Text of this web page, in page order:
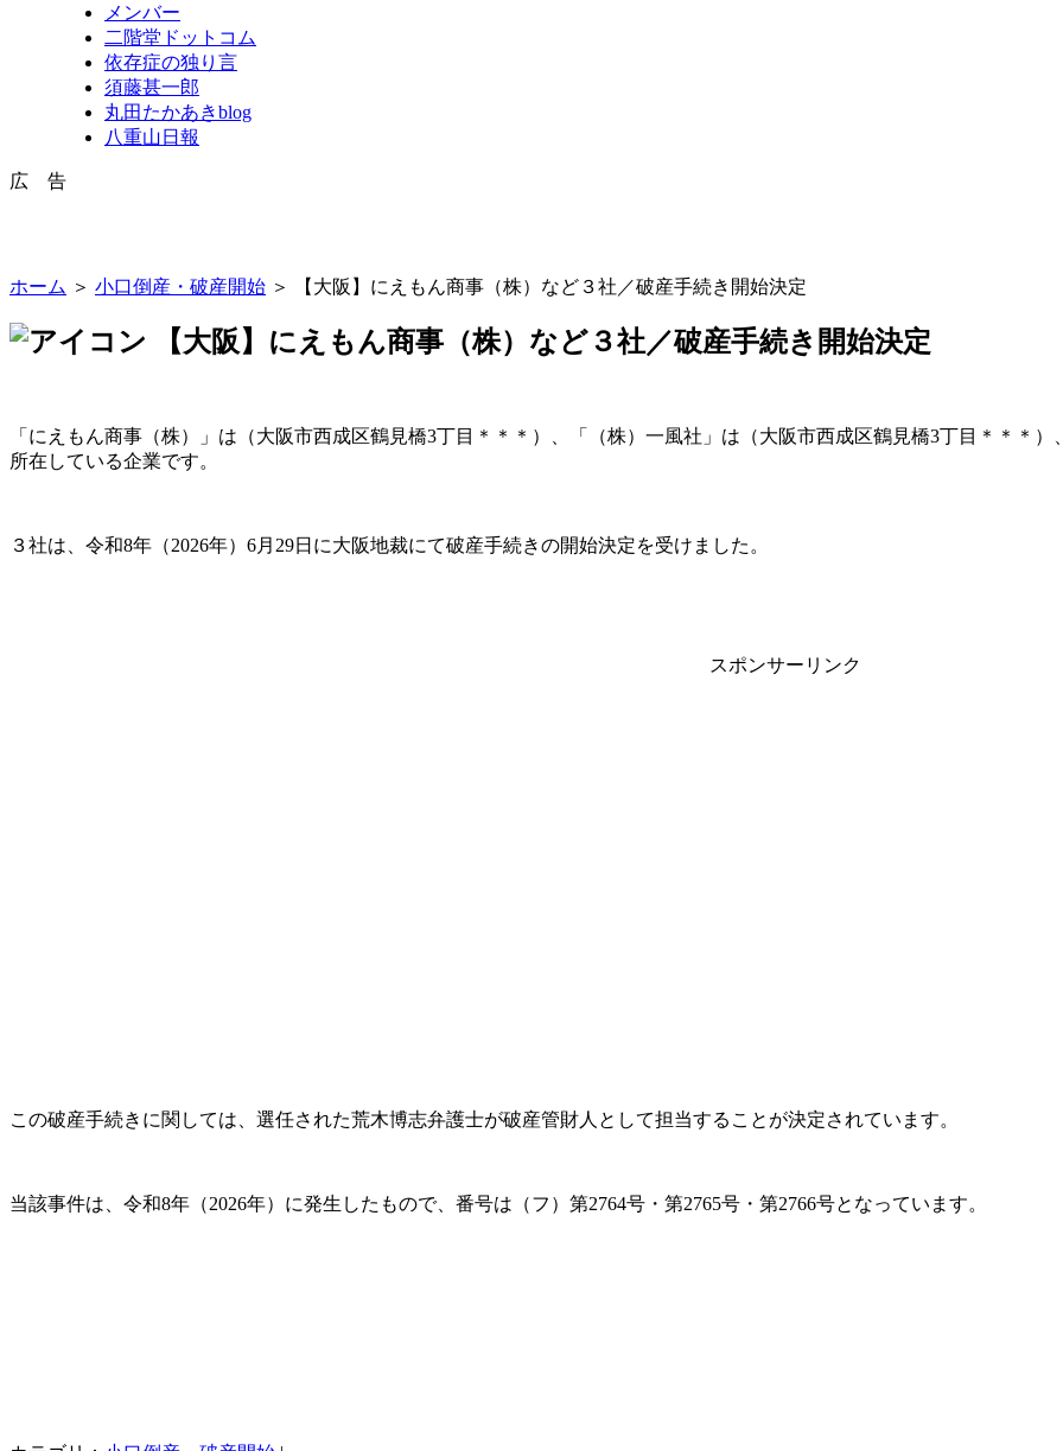
メンバー
二階堂ドットコム
依存症の独り言
須藤甚一郎
丸田たかあきblog
八重山日報
広 告
ホーム ＞ 小口倒産・破産開始 ＞ 【大阪】にえもん商事（株）など３社／破産手続き開始決定
【大阪】にえもん商事（株）など３社／破産手続き開始決定
「にえもん商事（株）」は（大阪市西成区鶴見橋3丁目＊＊＊）、「（株）一風社」は（大阪市西成区鶴見橋3丁目＊＊＊
所在している企業です。
３社は、令和8年（2026年）6月29日に大阪地裁にて破産手続きの開始決定を受けました。
スポンサーリンク
この破産手続きに関しては、選任された荒木博志弁護士が破産管財人として担当することが決定されています。
当該事件は、令和8年（2026年）に発生したもので、番号は（フ）第2764号・第2765号・第2766号となっています。